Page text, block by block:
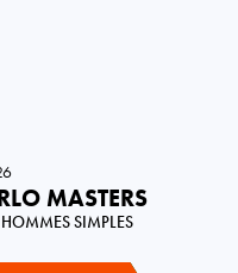
MASTERS
SIMPLES